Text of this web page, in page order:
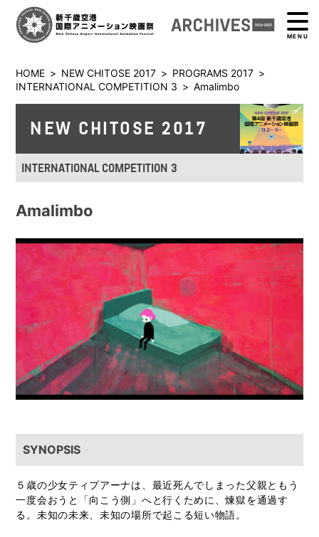
MENU
HOME > NEW CHITOSE 2017 > PROGRAMS 2017 >
INTERNATIONAL COMPETITION 3 > Amalimbo
NEW CHITOSE 2017
INTERNATIONAL COMPETITION 3
Amalimbo
SYNOPSIS
５歳の少女ティプアーナは、最近死んでしまった父親ともう
一度会おうと「向こう側」へと行くために、煉獄を通過す
る。未知の未来、未知の場所で起こる短い物語。